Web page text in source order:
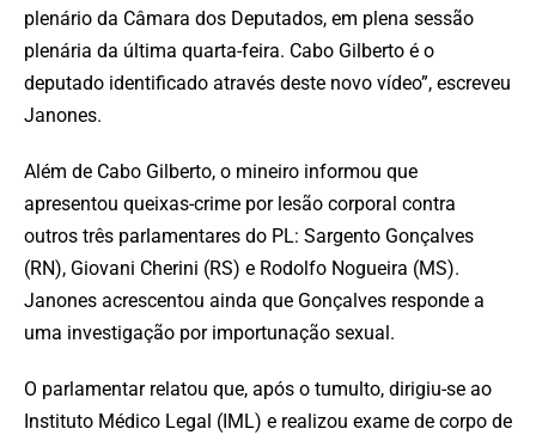
plenário da Câmara dos Deputados, em plena sessão
plenária da última quarta-feira. Cabo Gilberto é o
deputado identificado através deste novo vídeo”, escreveu
Janones.
Além de Cabo Gilberto, o mineiro informou que
apresentou queixas-crime por lesão corporal contra
outros três parlamentares do PL: Sargento Gonçalves
(RN), Giovani Cherini (RS) e Rodolfo Nogueira (MS).
Janones acrescentou ainda que Gonçalves responde a
uma investigação por importunação sexual.
O parlamentar relatou que, após o tumulto, dirigiu-se ao
Instituto Médico Legal (IML) e realizou exame de corpo de